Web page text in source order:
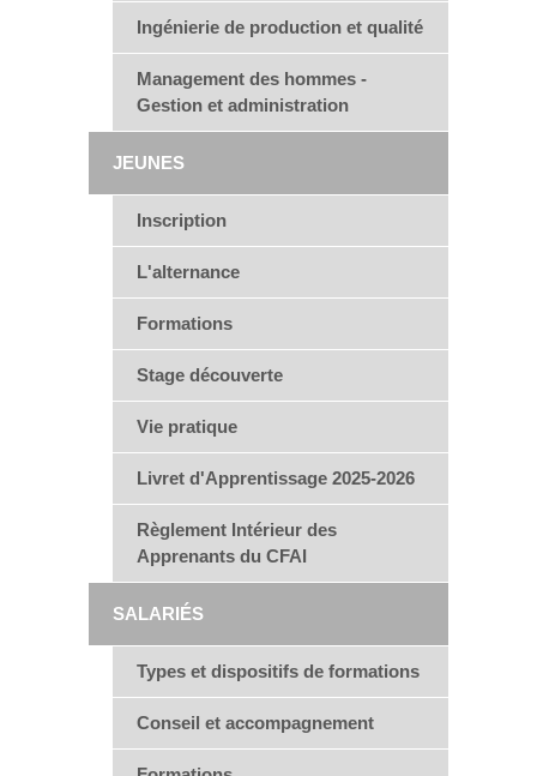
Ingénierie de production et qualité
Management des hommes -
Gestion et administration
JEUNES
Inscription
L'alternance
Formations
Stage découverte
Vie pratique
Livret d'Apprentissage 2025-2026
Règlement Intérieur des
Apprenants du CFAI
SALARIÉS
Types et dispositifs de formations
Conseil et accompagnement